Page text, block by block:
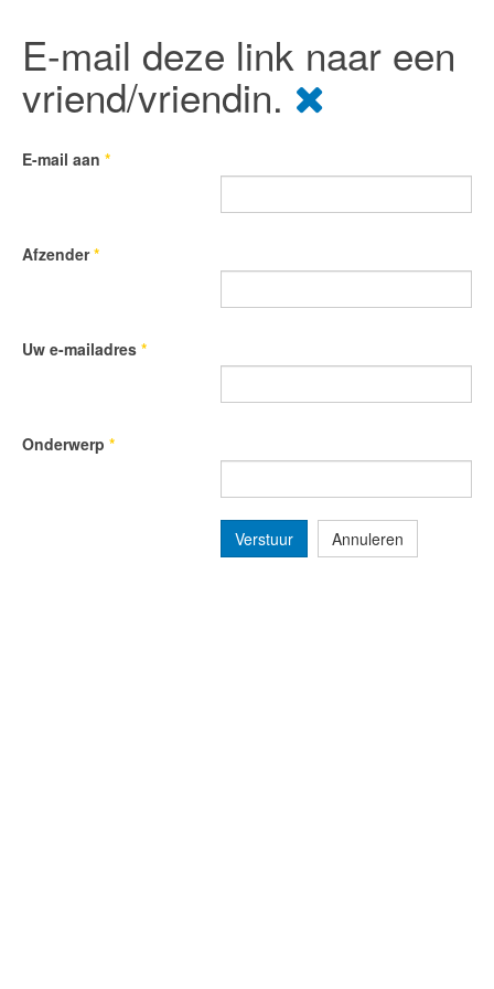
E-mail deze link naar een
vriend/vriendin.
E-mail aan *
Afzender*
Uw e-mailadres *
Onderwerp *
Verstuur Annuleren